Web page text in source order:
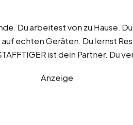
Du arbeitest von zu Hause.
echten Geräten. Du lernst
ist dein Partner. Du
Anzeige